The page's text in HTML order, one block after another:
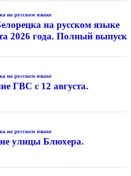
на русском языке
на русском языке
2026 года. Полный выпуск
на русском языке
ГВС с 12 августа.
на русском языке
улицы Блюхера.